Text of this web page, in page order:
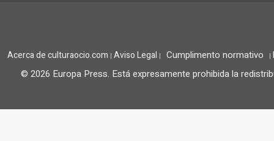
Acerca de culturaocio.com | Aviso Legal | Cumplimento normativo |
© 2026 Europa Press. Está expresamente prohibida la